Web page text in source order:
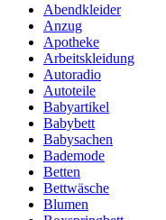
Abendkleider
Anzug
Apotheke
Arbeitskleidung
Autoradio
Autoteile
Babyartikel
Babybett
Babysachen
Bademode
Betten
Bettwäsche
Blumen